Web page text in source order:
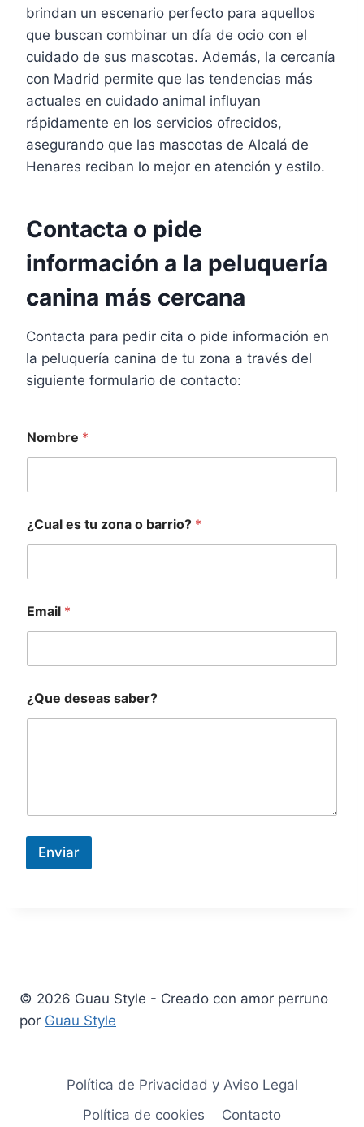
brindan un escenario perfecto para aquellos
que buscan combinar un día de ocio con el
cuidado de sus mascotas. Además, la cercanía
con Madrid permite que las tendencias más
actuales en cuidado animal influyan
rápidamente en los servicios ofrecidos,
asegurando que las mascotas de Alcalá de
Henares reciban lo mejor en atención y estilo.
Contacta o pide
información a la peluquería
canina más cercana
Contacta para pedir cita o pide información en
la peluquería canina de tu zona a través del
siguiente formulario de contacto:
e
s
Nombre *
¿Cual es tu zona o barrio? *
Email *
¿Que deseas saber?
Enviar
© 2026 Guau Style - Creado con amor perruno
por Guau Style
Política de Privacidad y Aviso Legal
Política de cookies
Contacto